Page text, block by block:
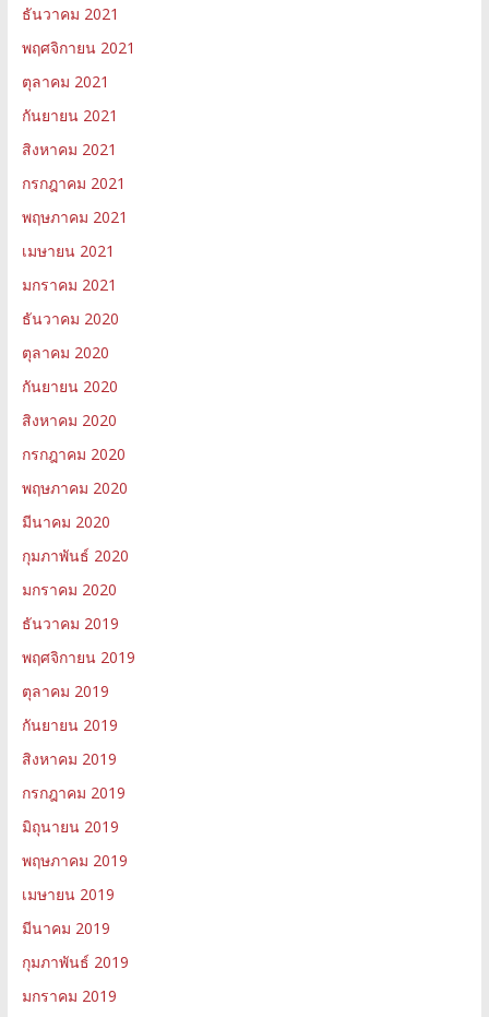
ธันวาคม 2021
พฤศจิกายน 2021
ตุลาคม 2021
กันยายน 2021
สิงหาคม 2021
กรกฎาคม 2021
พฤษภาคม 2021
เมษายน 2021
มกราคม 2021
ธันวาคม 2020
ตุลาคม 2020
กันยายน 2020
สิงหาคม 2020
กรกฎาคม 2020
พฤษภาคม 2020
มีนาคม 2020
กุมภาพันธ์ 2020
มกราคม 2020
ธันวาคม 2019
พฤศจิกายน 2019
ตุลาคม 2019
กันยายน 2019
สิงหาคม 2019
กรกฎาคม 2019
มิถุนายน 2019
พฤษภาคม 2019
เมษายน 2019
มีนาคม 2019
กุมภาพันธ์ 2019
มกราคม 2019